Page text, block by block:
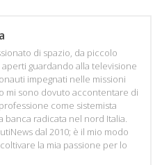
di spazio, da piccolo
guardando alla televisione
impegnati nelle missioni
mi sono dovuto accontentare di
come sistemista
banca radicata nel nord Italia.
dal 2010; è il mio modo
la mia passione per lo